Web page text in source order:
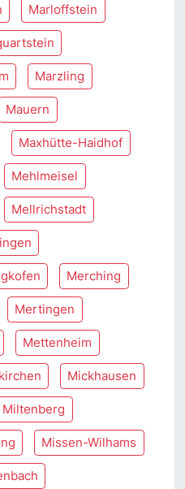
Marloffstein
Marzling
Mauern
Maxhütte-Haidhof
Mehlmeisel
Mellrichstadt
Merching
Mertingen
Mettenheim
Mickhausen
Miltenberg
Missen-Wilhams